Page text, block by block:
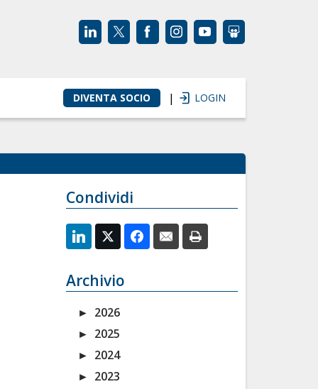
DIVENTA SOCIO | LOGIN
Condividi
Archivio
► 2026
► 2025
► 2024
► 2023